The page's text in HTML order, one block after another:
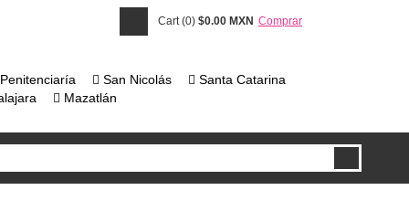
Cart (0) $0.00 MXN Comprar
Penitenciaría San Nicolás
Santa Catarina
Mazatlán